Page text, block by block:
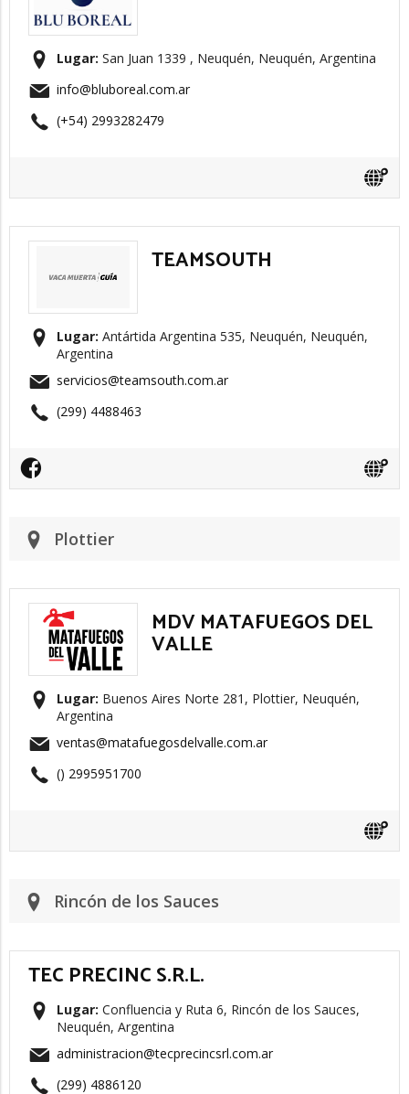
Lugar: San Juan 1339 , Neuquén, Neuquén, Argentina
info@bluboreal.com.ar
(+54) 2993282479
TEAMSOUTH
Lugar: Antártida Argentina 535, Neuquén, Neuquén,
Argentina
servicios@teamsouth.com.ar
(299) 4488463
Plottier
MDV MATAFUEGOS DEL
VALLE
Lugar: Buenos Aires Norte 281, Plottier, Neuquén,
Argentina
ventas@matafuegosdelvalle.com.ar
() 2995951700
Rincón de los Sauces
TEC PRECINC S.R.L.
Lugar: Confluencia y Ruta 6, Rincón de los Sauces,
Neuquén, Argentina
administracion@tecprecincsrl.com.ar
(299) 4886120